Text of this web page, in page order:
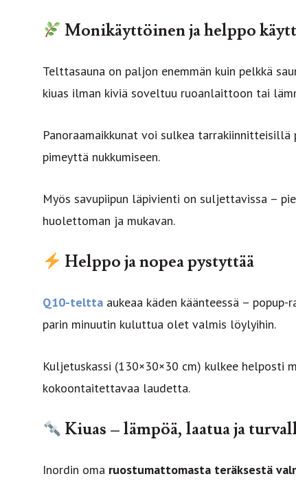
Monikäyttöinen ja helppo
Telttasauna on paljon enemmän kuin pelkkä
kiuas ilman kiviä soveltuu ruoanlaittoon tai
Panoraamaikkunat voi sulkea
pimeyttä nukkumiseen.
Myös savupiipun läpivienti on suljettavissa –
huolettoman ja mukavan.
Helppo ja nopea pystyttää
Q10-teltta aukeaa käden käänteessä –
parin minuutin kuluttua olet valmis löylyihin.
Kuljetuskassi (130×30×30 cm) kulkee helposti
kokoontaitettavaa laudetta.
Kiuas – lämpöä, laatua ja
Inordin oma ruostumattomasta teräksestä